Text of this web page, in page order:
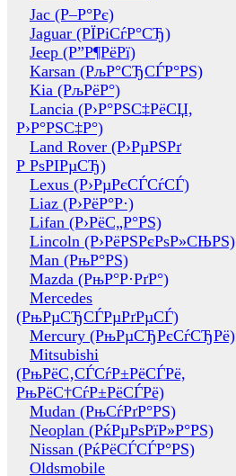
Jac (Р–Р°Рє)
Jaguar (РЇРіСѓР°СЂ)
Jeep (Р”Р¶РёРї)
Karsan (РљР°СЂСЃР°РЅ)
Kia (РљРёР°)
Lancia (Р›Р°РЅС‡РёСЏ,
Р›Р°РЅС‡Р°)
Land Rover (Р›РµРЅРґ
Р РѕРІРµСЂ)
Lexus (Р›РµРєСЃСѓСЃ)
Liaz (Р›РёР°Р·)
Lifan (Р›РёС„Р°РЅ)
Lincoln (Р›РёРЅРєРѕР»СЊРЅ)
Man (РњР°РЅ)
Mazda (РњР°Р·РґР°)
Mercedes
(РњРµСЂСЃРµРґРµСЃ)
Mercury (РњРµСЂРєСѓСЂРё)
Mitsubishi
(РњРёС‚СЃСѓР±РёСЃРё,
РњРёС†СѓР±РёСЃРё)
Mudan (РњСѓРґР°РЅ)
Neoplan (РќРµРѕРїР»Р°РЅ)
Nissan (РќРёСЃСЃР°РЅ)
Oldsmobile